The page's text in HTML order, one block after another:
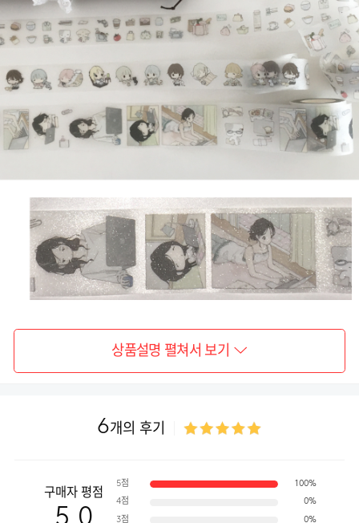
상품설명 펼쳐서 보기
6개의 후기
구매자 평점
5점 100%
4점 0%
3점 0%